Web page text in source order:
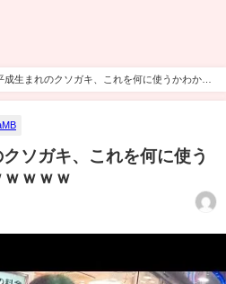
成生まれのクソガキ、これを何に使うかわから
ソガキ、これを何に使う
ｗｗｗ